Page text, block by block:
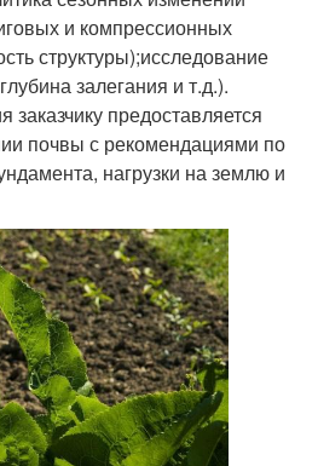
и компрессионных
структуры);исследование
залегания и т.д.).
заказчику предоставляется
почвы с рекомендациями по
нагрузки на землю и